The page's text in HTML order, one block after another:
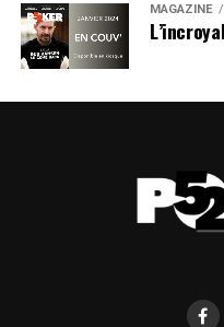
MAGAZINE